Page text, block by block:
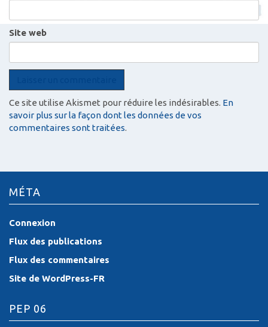
Site web
Ce site utilise Akismet pour réduire les indésirables. En
savoir plus sur la façon dont les données de vos
commentaires sont traitées.
MÉTA
Connexion
Flux des publications
Flux des commentaires
Site de WordPress-FR
PEP 06